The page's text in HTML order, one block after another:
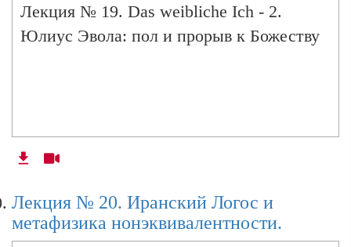
Лекция № 19. Das weibliche Ich - 2.
Юлиус Эвола: пол и прорыв к Божеству
Лекция № 20. Иранский Логос и
метафизика нонэквивалентности.